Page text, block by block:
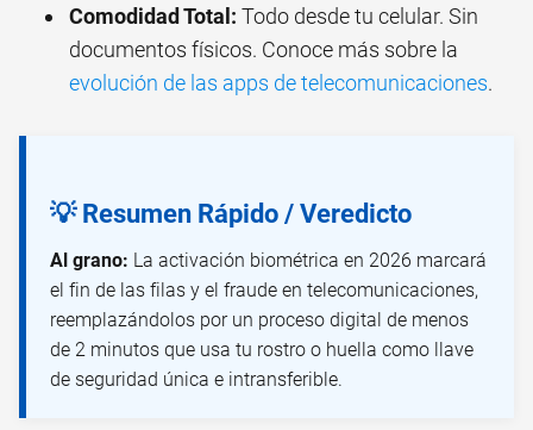
Comodidad Total: Todo desde tu celular. Sin
documentos físicos. Conoce más sobre la
evolución de las apps de telecomunicaciones.
💡 Resumen Rápido / Veredicto
Al grano: La activación biométrica en 2026 marcará
el fin de las filas y el fraude en telecomunicaciones,
reemplazándolos por un proceso digital de menos
de 2 minutos que usa tu rostro o huella como llave
de seguridad única e intransferible.